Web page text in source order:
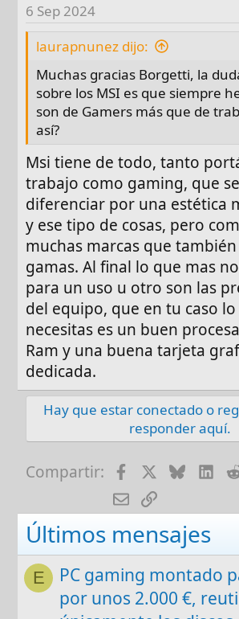
No comentas el tamaño de
necesitas. 16" suele ser un
que suele estar bastante bien.
será más ligero si necesitas
mucho (pero pequeña para
es genial para trabajar, pero
Espero haberte ayudado.
Saludos.
6 Sep 2024
laurapnunez dijo:
Muchas gracias Borgetti, la
sobre los MSI es que siempre
son de Gamers más que de
así?
Msi tiene de todo, tanto
trabajo como gaming, que
diferenciar por una estética
y ese tipo de cosas, pero
muchas marcas que
gamas. Al final lo que mas
para un uso u otro son las
del equipo, que en tu caso
necesitas es un buen
Ram y una buena tarjeta
dedicada.
Hay que estar conectado o
responder aquí.
Compartir: Facebook
E-mailEnlace
Últimos mensajes
E
PC gaming montado
por unos 2.000 €,